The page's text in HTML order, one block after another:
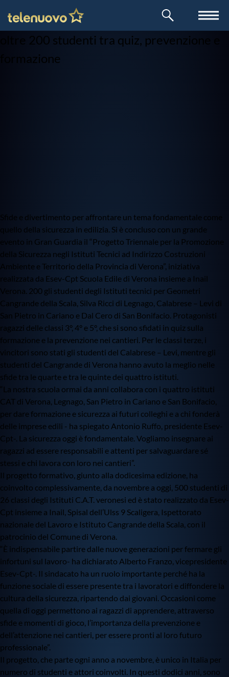
Sicurezza nei cantieri: in Gran Guardia
oltre 200 studenti tra quiz, prevenzione e
formazione
Sfide e divertimento per affrontare un tema fondamentale come
quello della sicurezza in edilizia. Si è concluso con un grande
evento in Gran Guardia il “Progetto Triennale per la Promozione
della Sicurezza negli Istituti Tecnici ad Indirizzo Costruzioni
Ambiente e Territorio della Provincia di Verona”, iniziativa
realizzata da Esev-Cpt Scuola Edile di Verona insieme a Inail
Verona. 200 gli studenti degli Istituti tecnici per Geometri
Cangrande della Scala, Silva Ricci di Legnago, Calabrese – Levi di
San Pietro in Cariano e Dal Cero di San Bonifacio. Protagonisti
ragazzi delle classi 3°, 4° e 5°, che si sono sfidati in quiz sulla
formazione e la prevenzione nei cantieri. Per le classi terze, i
vincitori sono stati gli studenti del Calabrese – Levi, mentre gli
studenti del Cangrande di Verona hanno avuto la meglio nelle
sfide tra le quarte e tra le quinte dei quattro istituti.
“La nostra scuola ormai da anni collabora con i quattro istituti
CAT di Verona, Legnago, San Pietro in Cariano e San Bonifacio,
per dare formazione e sicurezza ai futuri colleghi e a chi fonderà
delle imprese edili - ha spiegato Antonio Ruffo, presidente Esev-
Cpt-. La sicurezza oggi è fondamentale. Vogliamo insegnare ai
ragazzi ad essere responsabili e attenti per salvaguardare sé
stessi e chi lavora con loro nei cantieri”.
Il progetto formativo, giunto alla dodicesima edizione, ha
coinvolto complessivamente, da novembre a oggi, 500 studenti di
26 classi degli Istituti C.A.T. veronesi ed è stato realizzato da Esev-
Cpt insieme a Inail, Spisal dell’Ulss 9 Scaligera, Ispettorato
nazionale del Lavoro e Istituto Cangrande della Scala, con il
patrocinio del Comune di Verona.
“È indispensabile partire dalle nuove generazioni per fermare gli
infortuni sul lavoro- ha dichiarato Alberto Franzo, vicepresidente
Esev-Cpt-. Il sindacato ha un ruolo importante perché ha la
funzione sociale di essere presente tra i lavoratori e diffondere la
cultura della sicurezza, ripartendo dai giovani. Occasioni come
quella di oggi permettono ai ragazzi di apprendere, attraverso
sfide e momenti di gioco, l’importanza della prevenzione e
dell’attenzione nei cantieri, per essere pronti al loro futuro
professionale”.
Il progetto, che parte ogni anno a novembre, è unico in Italia per
numero di studenti e attori coinvolti. In questi dodici anni, sono